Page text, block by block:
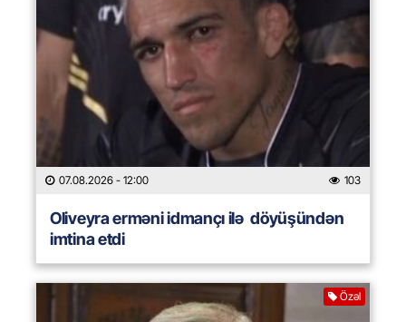
07.08.2026 - 12:00 103
Oliveyra erməni idmançı ilə döyüşündən
imtina etdi
Özəl